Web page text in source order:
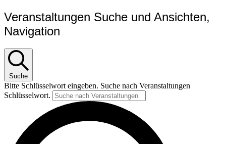
Veranstaltungen Suche und Ansichten,
Navigation
Suche
Bitte Schlüsselwort eingeben. Suche nach Veranstaltungen
Schlüsselwort.